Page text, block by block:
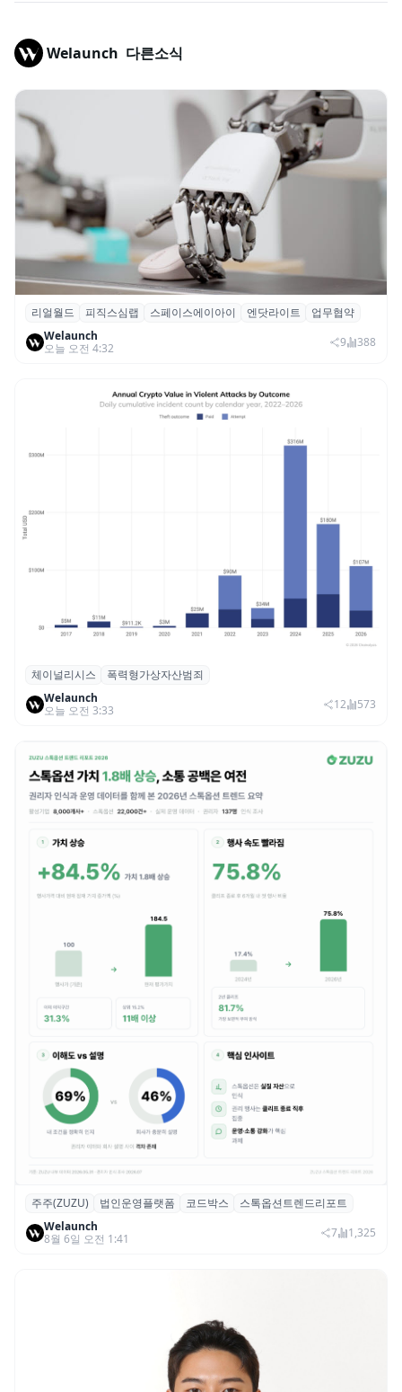
Welaunch 다른소식
리얼월드, 로봇테크 스타트업 3곳과 손잡고
휴머노이드 표준 만든다
리얼월드 피직스심랩 스페이스에이아이 엔닷라이트
업무협약
Welaunch
오늘 오전 4:32
9 388
체이널리시스 “가상자산 보유자 대상 폭력
범죄 증가…상반기 탈취액 3000만 달러 돌파
체이널리시스
폭력형가상자산범죄
Welaunch
오늘 오전 3:33
12 573
스톡옵션 취소율 2년 만에 18.2%→31.3%…
권리 발생 즉시 행사 비중도 급증
주주(ZUZU) 법인운영플랫폼 코드박스
스톡옵션트렌드리포트
Welaunch
8월 6일 오전 1:41
7 1,325